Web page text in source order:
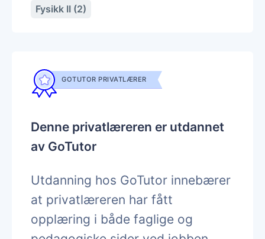
Fysikk II (2)
GOTUTOR PRIVATLÆRER
Denne privatlæreren er utdannet
av GoTutor
Utdanning hos GoTutor innebærer
at privatlæreren har fått
opplæring i både faglige og